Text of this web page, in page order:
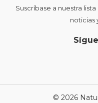
Suscríbase a nuestra
noticias
© 2026